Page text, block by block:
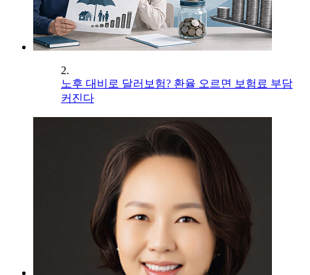
2.
노후 대비로 달러보험? 환율 오르면 보험료 부담
커진다